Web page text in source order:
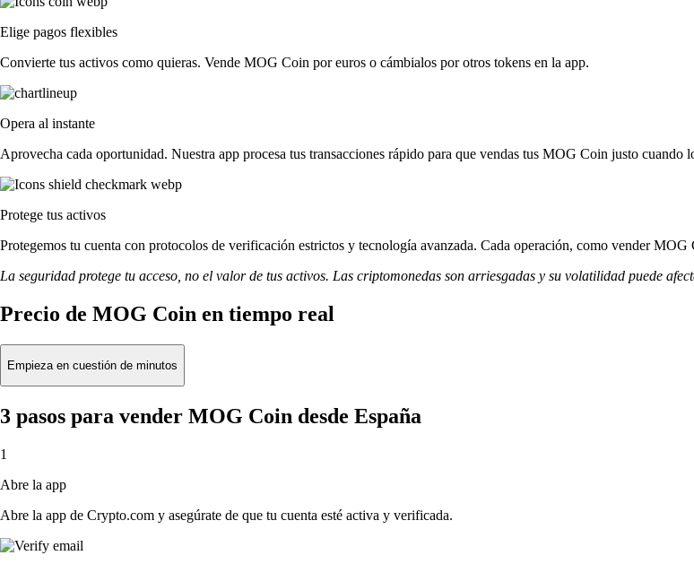
Elige pagos flexibles
Convierte tus activos como quieras. Vende MOG Coin por euros o cámbialos por otros tokens en la app.
Opera al instante
Aprovecha cada oportunidad. Nuestra app procesa tus transacciones rápido para que vendas tus MOG Coin justo cuando
Protege tus activos
Protegemos tu cuenta con protocolos de verificación estrictos y tecnología avanzada. Cada operación, como vender
La seguridad protege tu acceso, no el valor de tus activos. Las criptomonedas son arriesgadas y su volatilidad puede
Precio de MOG Coin en tiempo real
Empieza en cuestión de minutos
3 pasos para vender MOG Coin desde España
1
Abre la app
Abre la app de Crypto.com y asegúrate de que tu cuenta esté activa y verificada.